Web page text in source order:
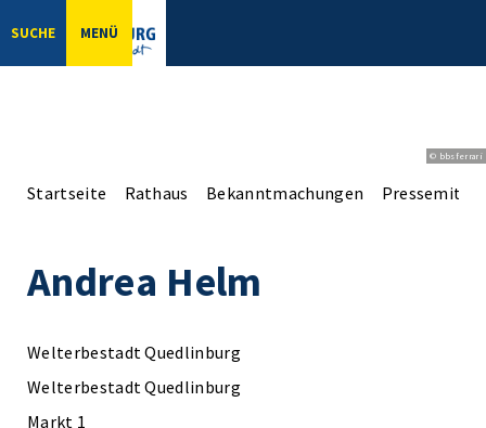
SUCHE MENÜ
© bbsferrari
Startseite Rathaus Bekanntmachungen
Andrea Helm
Welterbestadt Quedlinburg
Welterbestadt Quedlinburg
Markt 1